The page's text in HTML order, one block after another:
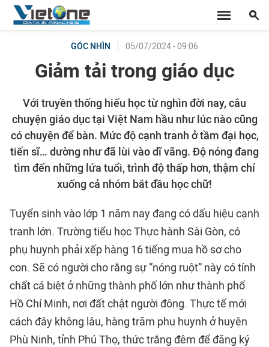
GÓC NHÌN 05/07/2024 - 09:06
Giảm tải trong giáo dục
Với truyền thống hiếu học từ nghìn đời nay, câu
chuyện giáo dục tại Việt Nam hầu như lúc nào cũng
có chuyện để bàn. Mức độ cạnh tranh ở tầm đại học,
tiến sĩ… dường như đã lùi vào dĩ vãng. Độ nóng đang
tìm đến những lứa tuổi, trình độ thấp hơn, thậm chí
xuống cả nhóm bắt đầu học chữ!
Tuyển sinh vào lớp 1 năm nay đang có dấu hiệu cạnh
tranh lớn. Trường tiểu học Thực hành Sài Gòn, có
phụ huynh phải xếp hàng 16 tiếng mua hồ sơ cho
con. Sẽ có người cho rằng sự “nóng ruột” này có tính
chất cá biệt ở những thành phố lớn như thành phố
Hồ Chí Minh, nơi đất chật người đông. Thực tế mới
cách đây không lâu, hàng trăm phụ huynh ở huyện
Phù Ninh, tỉnh Phú Thọ, thức trắng đêm để đăng ký